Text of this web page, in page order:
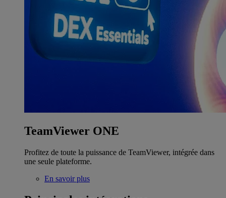
TeamViewer ONE
Profitez de toute la puissance de TeamViewer, intégrée dans
une seule plateforme.
En savoir plus